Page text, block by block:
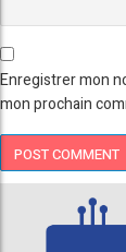
Enregistrer mon
mon prochain